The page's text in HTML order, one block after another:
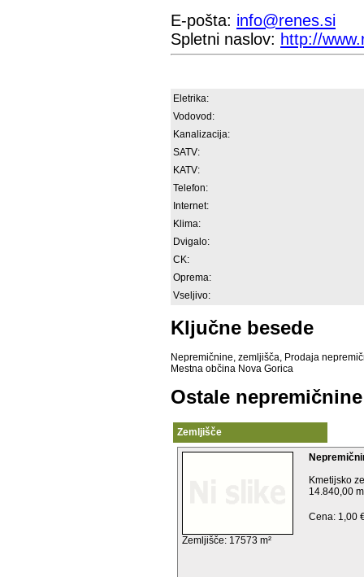
E-pošta: info@renes.si
Spletni naslov: http://
Eletrika:
Vodovod:
Kanalizacija:
SATV:
KATV:
Telefon:
Internet:
Klima:
Dvigalo:
CK:
Oprema:
Vseljivo:
Ključne besede
Nepremičnine zemljišča Prodaja
Mestna občina Nova Gorica
Ostale nepremičnine
Zemljišče
Zemljišče: 17573 m²
Kmetijsko
14.840,00
Cena: 1,00